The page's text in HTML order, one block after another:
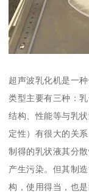
超声波乳化机是一
类型主要有三种：
结构、性能等与乳
定性）有很大的关
制得的乳状液其分
产生污染。但其制
构，使用得当，也